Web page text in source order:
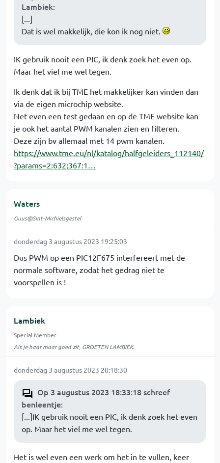
Lambiek:
[...]
Dat is wel makkelijk, die kon ik nog niet.
IK gebruik nooit een PIC, ik denk zoek het even op.
Maar het viel me wel tegen.
Ik denk dat ik bij TME het makkelijker kan vinden dan
via de eigen microchip website.
Net even een test gedaan en op de TME website kan
je ook het aantal PWM kanalen zien en filteren.
Deze zijn bv allemaal met 14 pwm kanalen.
https://www.tme.eu/nl/katalog/halfgeleiders_112140/
?params=2:632;367:1…
Waters
Guus@Sint-Michielsgestel
donderdag 3 augustus 2023 19:25:03
Dus PWM op een PIC12F675 interfereert met de
normale software, zodat het gedrag niet te
voorspellen is !
Lambiek
Special Member
Als je haar maar goed zit, GROETEN LAMBIEK.
donderdag 3 augustus 2023 20:18:30
Op 3 augustus 2023 18:33:18 schreef
benleentje:
[...]IK gebruik nooit een PIC, ik denk zoek het even
op. Maar het viel me wel tegen.
Het is wel even een werk om het in te vullen, keer